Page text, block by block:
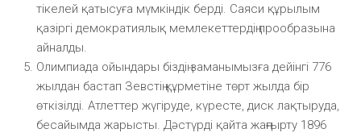
тікелей қатысуға мүмкіндік берді. Саяси құрылым
қазіргі демократиялық мемлекеттердің прообразына
айналды.
Олимпиада ойындары біздің заманымызға дейінгі 776
жылдан бастап Зевстің құрметіне төрт жылда бір
өткізілді. Атлеттер жүгіруде, күресте, диск лақтыруда,
бесайымда жарысты. Дәстүрді қайта жаңғырту 1896